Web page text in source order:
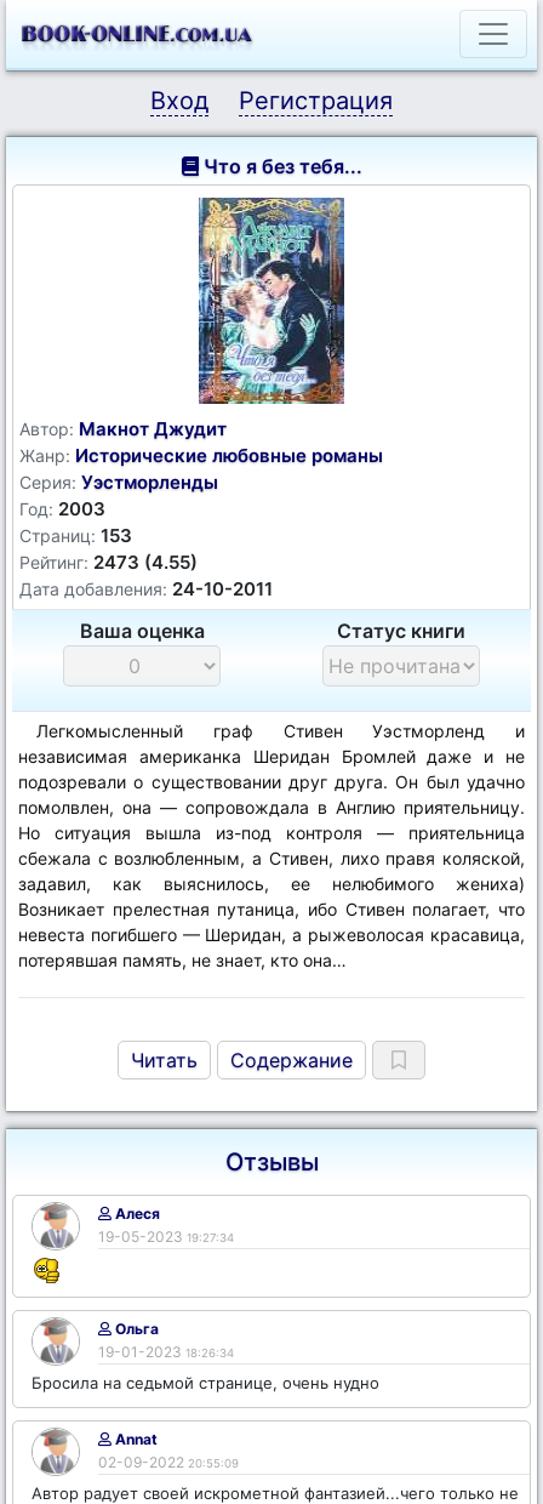
Вход Регистрация
Что я без тебя...
Автор: Макнот Джудит
Жанр: Исторические любовные романы
Серия: Уэстморленды
Год: 2003
Страниц: 153
Рейтинг: 2473 (4.55)
Дата добавления: 24-10-2011
Ваша оценка Статус книги
Легкомысленный граф Стивен Уэстморленд и
независимая американка Шеридан Бромлей даже и не
подозревали о существовании друг друга. Он был удачно
помолвлен, она — сопровождала в Англию приятельницу.
Но ситуация вышла из-под контроля — приятельница
сбежала с возлюбленным, а Стивен, лихо правя коляской,
задавил, как выяснилось, ее нелюбимого жениха)
Возникает прелестная путаница, ибо Стивен полагает, что
невеста погибшего — Шеридан, а рыжеволосая красавица,
потерявшая память, не знает, кто она…
Читать Содержание
Отзывы
Алеся
19-05-2023 19:27:34
Ольга
19-01-2023 18:26:34
Бросила на седьмой странице, очень нудно
Annat
02-09-2022 20:55:09
Автор радует своей искрометной фантазией...чего только не